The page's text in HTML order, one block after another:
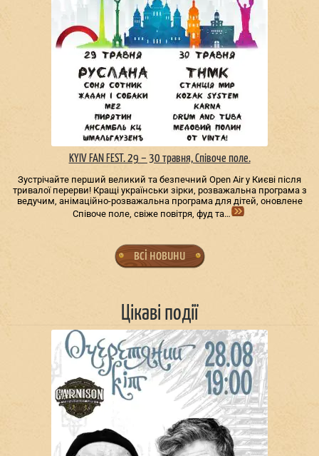
KYIV FAN FEST. 29 – 30 травня, Співоче поле.
Зустрічайте перший великий та безпечний Open Air у Києві після
тривалої перерви! Кращі українськи зірки, розважальна програма з
ведучим, анімаційно-розважальна програма для дітей, оновлене
Співоче поле, свіже повітря, фуд та…
всі новини
Цікаві події